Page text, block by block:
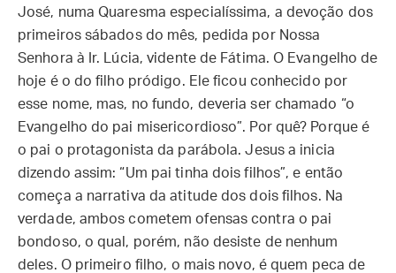
José, numa Quaresma especialíssima, a devoção dos
primeiros sábados do mês, pedida por Nossa
Senhora à Ir. Lúcia, vidente de Fátima. O Evangelho de
hoje é o do filho pródigo. Ele ficou conhecido por
esse nome, mas, no fundo, deveria ser chamado “o
Evangelho do pai misericordioso”. Por quê? Porque é
o pai o protagonista da parábola. Jesus a inicia
dizendo assim: “Um pai tinha dois filhos”, e então
começa a narrativa da atitude dos dois filhos. Na
verdade, ambos cometem ofensas contra o pai
bondoso, o qual, porém, não desiste de nenhum
deles. O primeiro filho, o mais novo, é quem peca de